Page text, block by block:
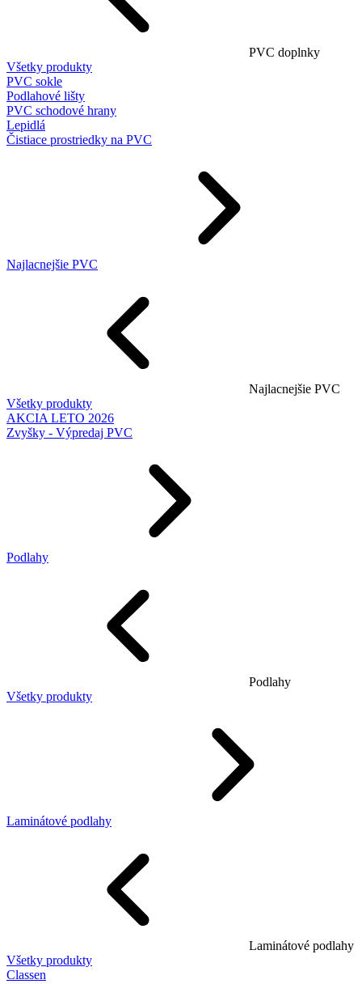
PVC doplnky
Všetky produkty
PVC sokle
Podlahové lišty
PVC schodové hrany
Lepidlá
Čistiace prostriedky na PVC
Najlacnejšie PVC
Najlacnejšie PVC
Všetky produkty
AKCIA LETO 2026
Zvyšky - Výpredaj PVC
Podlahy
Podlahy
Všetky produkty
Laminátové podlahy
Laminátové podlahy
Všetky produkty
Classen